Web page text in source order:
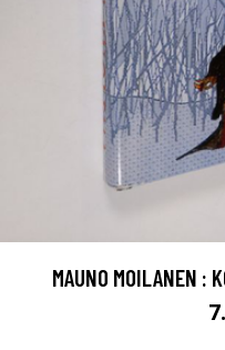
MAUNO MOILANEN :